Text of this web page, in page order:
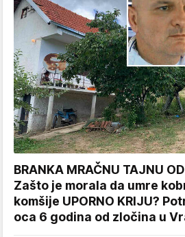
BRANKA MRAČNU TAJNU
Zašto je morala da umre
komšije UPORNO KRIJU?
oca 6 godina od zločina u